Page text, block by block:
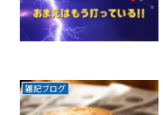
雑記ブログ